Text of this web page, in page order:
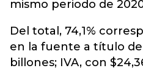
mismo periodo de
Del total, 74,1%
en la fuente a título
billones; IVA, con